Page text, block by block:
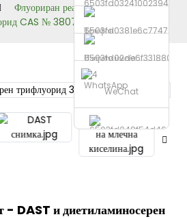
Телефон
Изпрати имейл
WhatsApp
WeChat
Флуориран реагент - DAST и
CAS № 38078-09-0
- DAST и диетиламиносерен